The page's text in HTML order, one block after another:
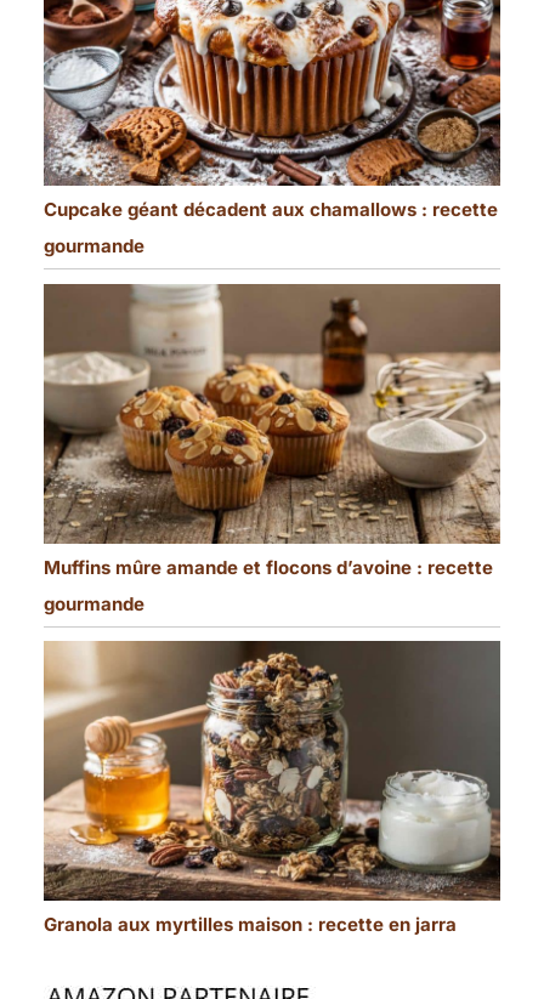
Cupcake géant décadent aux chamallows : recette
gourmande
Muffins mûre amande et flocons d’avoine : recette
gourmande
Granola aux myrtilles maison : recette en jarra